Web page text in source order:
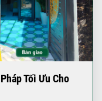
Tối Ưu Cho